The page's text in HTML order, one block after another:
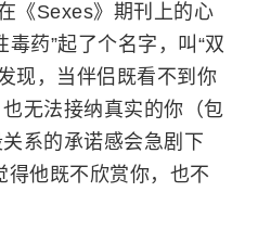
《Sexes》期刊上的心
药”起了个名字，叫“双
现，当伴侣既看不到你
无法接纳真实的你（包
系的承诺感会急剧下
得他既不欣赏你，也不